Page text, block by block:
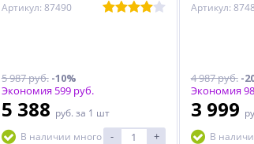
Артикул: 87490
5 987 руб.-10%
Экономия 599 руб.
5 388 руб. за 1 шт
В наличии много
- +
Артикул:
4 987 руб.-
Экономия
3 999
В